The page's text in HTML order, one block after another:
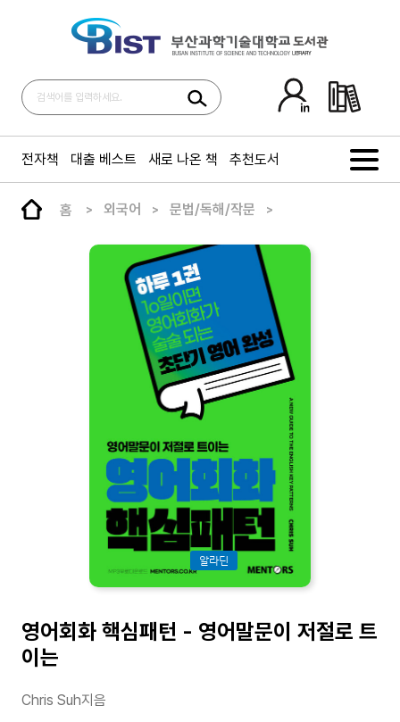
전자책 대출 베스트 새로 나온 책 추천도서
홈 외국어 문법/독해/작문
알라딘
영어회화 핵심패턴 - 영어말문이 저절로 트
이는
Chris Suh지음